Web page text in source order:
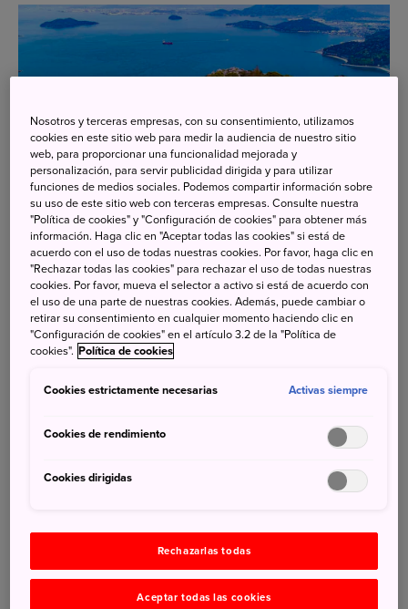
La ciudad de Mitoyo está ubicada frente al mar interior de
Seto, y fue clasificada entre los mejores lugares según el
artículo del New York Times "52 lugares para visitar en
desde Tokio y una hora más en automóvil. La ciudad
impresionantes vistas y una deliciosa cocina regional. La
playa de Chichibugahama es conocida como uno de los
mejores lugares para disfrutar de la puesta de sol en
ya que la marea baja deja piscinas serenas que cobran
vida, reflejando todos los colores del cielo. Otro lugar
excelente para tomar fotografías es el monte Shiude,
donde puedes disfrutar de la vista del mar interior de Seto
Nosotros y terceras empresas, con su consentimiento, utilizamos
cookies en este sitio web para medir la audiencia de nuestro sitio
web, para proporcionar una funcionalidad mejorada y
personalización, para servir publicidad dirigida y para utilizar
funciones de medios sociales. Podemos compartir información sobre
su uso de este sitio web con terceras empresas. Consulte nuestra
"Política de cookies" y "Configuración de cookies" para obtener más
información. Haga clic en "Aceptar todas las cookies" si está de
acuerdo con el uso de todas nuestras cookies. Por favor, haga clic en
"Rechazar todas las cookies" para rechazar el uso de todas nuestras
cookies. Por favor, mueva el selector a activo si está de acuerdo con
el uso de una parte de nuestras cookies. Además, puede cambiar o
retirar su consentimiento en cualquier momento haciendo clic en
"Configuración de cookies" en el artículo 3.2 de la "Política de
cookies". Política de cookies
Cookies estrictamente necesarias Activas siempre
Cookies de rendimiento
Cookies dirigidas
Rechazarlas todas
Aceptar todas las cookies